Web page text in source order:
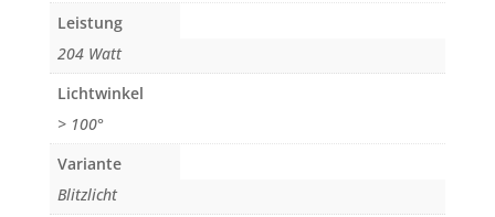
Leistung
204 Watt
Lichtwinkel
> 100°
Variante
Blitzlicht